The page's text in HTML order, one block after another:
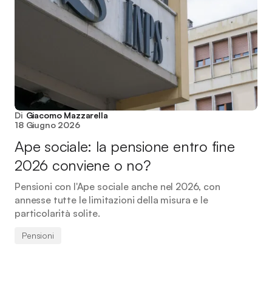
Di Giacomo Mazzarella
18 Giugno 2026
Ape sociale: la pensione entro fine
2026 conviene o no?
Pensioni con l'Ape sociale anche nel 2026, con
annesse tutte le limitazioni della misura e le
particolarità solite.
Pensioni